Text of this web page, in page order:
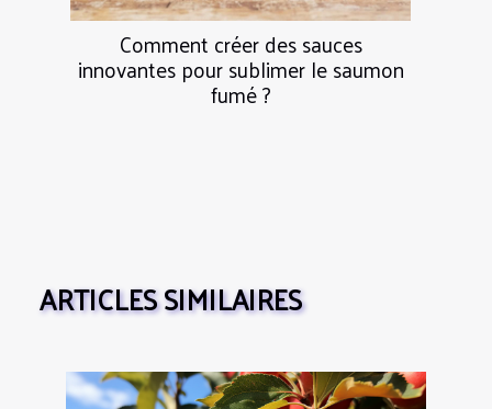
Comment créer des sauces
innovantes pour sublimer le saumon
fumé ?
ARTICLES SIMILAIRES